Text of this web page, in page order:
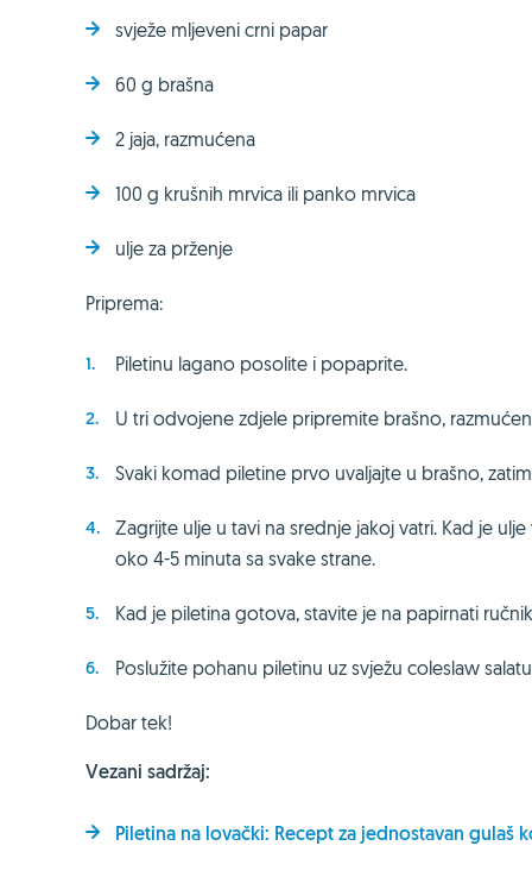
svježe mljeveni crni papar
60 g brašna
2 jaja, razmućena
100 g krušnih mrvica ili panko mrvica
ulje za prženje
Priprema:
Piletinu lagano posolite i popaprite.
U tri odvojene zdjele pripremite brašno,
Svaki komad piletine prvo uvaljajte u brašno,
Zagrijte ulje u tavi na srednje jakoj vatri. Kad je
oko 4-5 minuta sa svake strane.
Kad je piletina gotova, stavite je na papirnati
Poslužite pohanu piletinu uz svježu coleslaw
Dobar tek!
Vezani sadržaj:
Piletina na lovački: Recept za jednostavan